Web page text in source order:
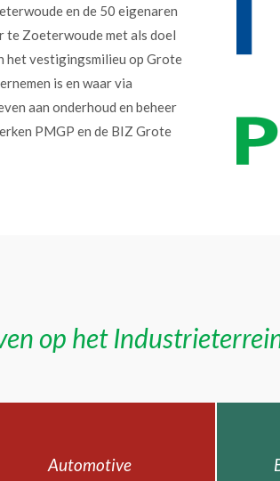
en de 50 eigenaren
Zoeterwoude met als doel
het vestigingsmilieu op Grote
is en waar via
aan onderhoud en beheer
PMGP en de BIZ Grote
op het
Automotive